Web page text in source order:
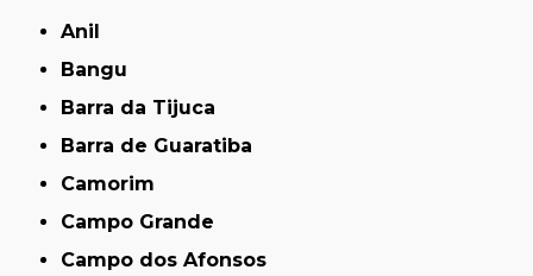
Anil
Bangu
Barra da Tijuca
Barra de Guaratiba
Camorim
Campo Grande
Campo dos Afonsos